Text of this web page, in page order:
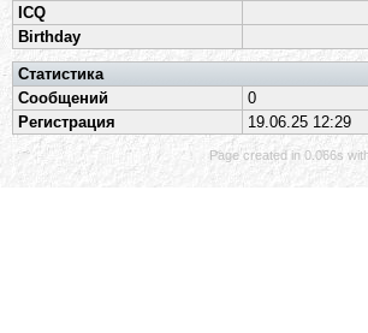
ICQ
Birthday
Статистика
Сообщений
0
Регистрация
19.06.25 12:29
Page created in 0.066s